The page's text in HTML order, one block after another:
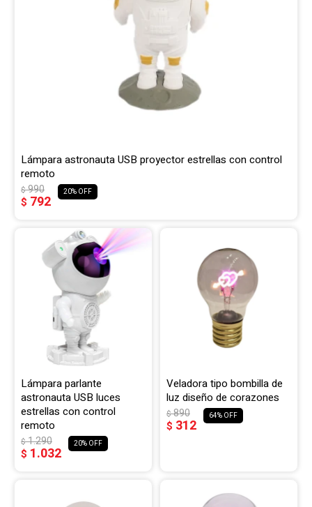
Lámpara astronauta USB proyector estrellas con control
remoto
$ 792
$990 20
Lámpara parlante
astronauta USB luces
estrellas con control
remoto
$ 1.032
$1.290 20
Veladora tipo bombilla de
luz diseño de corazones
$ 312
$890 64